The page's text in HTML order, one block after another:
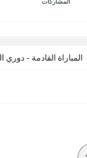
المباراة القادمة - دوري